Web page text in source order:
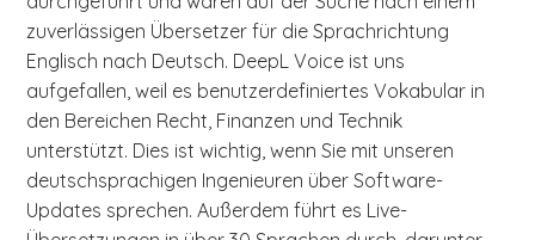
zuverlässigen Übersetzer für die Sprachrichtung
Englisch nach Deutsch. DeepL Voice ist uns
aufgefallen, weil es benutzerdefiniertes Vokabular in
den Bereichen Recht, Finanzen und Technik
unterstützt. Dies ist wichtig, wenn Sie mit unseren
deutschsprachigen Ingenieuren über Software-
Updates sprechen. Außerdem führt es Live-